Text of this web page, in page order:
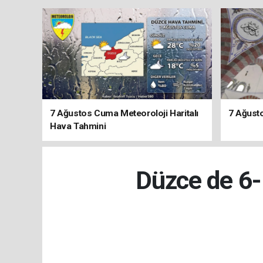
7 Ağustos Cuma Meteoroloji Haritalı
Hava Tahmini
7
Düzce de